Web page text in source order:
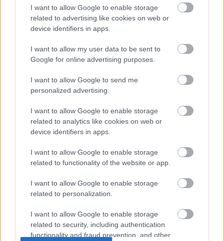
I want to allow Google to enable storage
related to advertising like cookies on web or
device identifiers in apps.
I want to allow my user data to be sent to
Google for online advertising purposes.
I want to allow Google to send me
personalized advertising.
I want to allow Google to enable storage
related to analytics like cookies on web or
device identifiers in apps.
I want to allow Google to enable storage
related to functionality of the website or app.
I want to allow Google to enable storage
related to personalization.
I want to allow Google to enable storage
related to security, including authentication
functionality and fraud prevention, and other
sorszámokat, rögtön 16 000 forint megy a
feneketlen zsákba. Persze ezt is megértem,
sokba vannak a céges Audik.
De ezt az egészet le sem írtam volna, az
tartom. Az igazi pofátlanság a pénztárnál
volt. A képeken látható négy jegy voltaképp
kettő, áruk 1060 forint lenne. De nem annyi
volt. Ötezret adtam a megbízottamnak és
hazahozott 2880 forintot. Minden darabért
felszámoltak 530 forintot, holott kettő egybe
tartozó annyi... ügyes, mondaná Kohn
bácsi!